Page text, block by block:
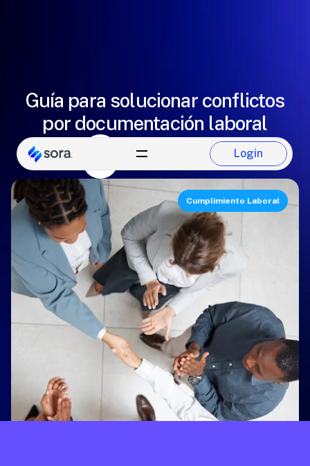
Login
Login
Guía para solucionar conflictos
por documentación laboral
Alejandro Martínez
Cumplimiento Laboral